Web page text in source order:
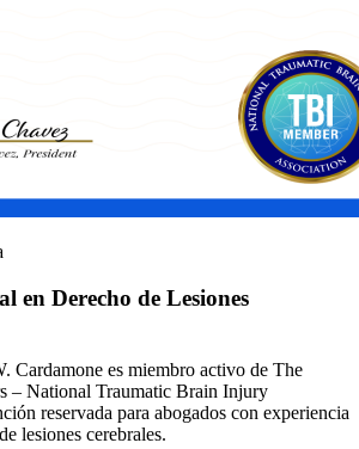
en Derecho de Lesiones
Cardamone es miembro activo de The
– National Traumatic Brain Injury
reservada para abogados con experiencia
lesiones cerebrales.